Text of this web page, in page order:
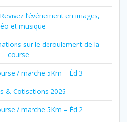
l’événement en images,
et musique
sur le déroulement de la
course
/ marche 5Km – Éd 3
& Cotisations 2026
/ marche 5Km – Éd 2